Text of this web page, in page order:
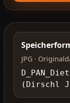
JPG ·
(Dirschl